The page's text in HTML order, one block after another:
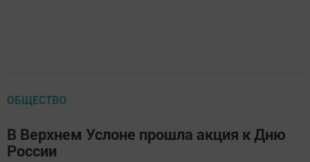
ОБЩЕСТВО
В Верхнем Услоне прошла акция к Дню
России